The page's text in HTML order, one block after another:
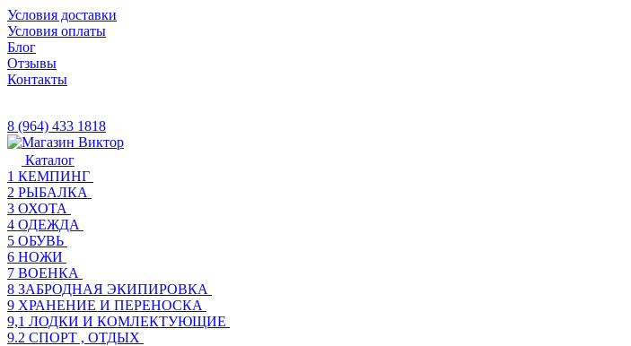
Условия доставки
Условия оплаты
Блог
Отзывы
Контакты
8 (964) 433 1818
Каталог
1 КЕМПИНГ
2 РЫБАЛКА
3 ОХОТА
4 ОДЕЖДА
5 ОБУВЬ
6 НОЖИ
7 ВОЕНКА
8 ЗАБРОДНАЯ ЭКИПИРОВКА
9 ХРАНЕНИЕ И ПЕРЕНОСКА
9,1 ЛОДКИ И КОМЛЕКТУЮЩИЕ
9.2 СПОРТ , ОТДЫХ